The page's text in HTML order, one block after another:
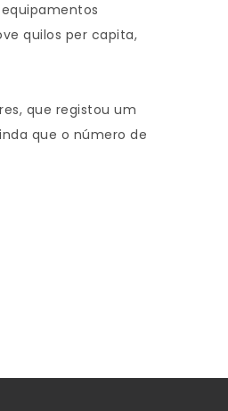
quilos per capita,
que registou um
que o número de